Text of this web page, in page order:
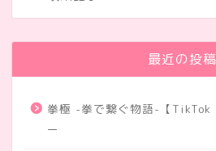
最近の投稿
拳極 -拳で繋ぐ物語-【TikTok
ー